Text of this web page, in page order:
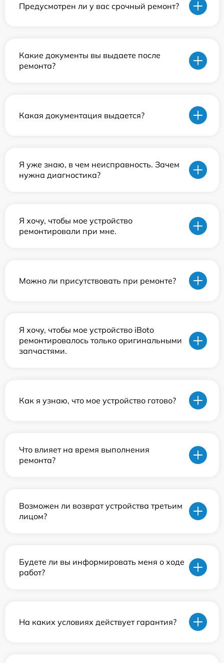
Предусмотрен ли у вас срочный ремонт?
Какие документы вы выдаете после
ремонта?
Какая документация выдается?
Я уже знаю, в чем неисправность. Зачем
нужна диагностика?
Я хочу, чтобы мое устройство
ремонтировали при мне.
Можно ли присутствовать при ремонте?
Я хочу, чтобы мое устройство iBoto
ремонтировалось только оригинальными
запчастями.
Как я узнаю, что мое устройство готово?
Что влияет на время выполнения
ремонта?
Возможен ли возврат устройства третьим
лицом?
Будете ли вы информировать меня о ходе
работ?
На каких условиях действует гарантия?